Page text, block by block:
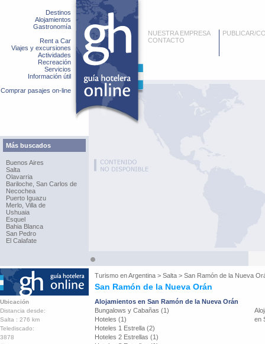
Destinos
Alojamientos
Gastronomía
Rent a Car
Viajes y excursiones
Actividades
Recreación
Servicios
Información útil
Comprar pasajes on-line
Más buscados
Buenos Aires
Salta
Olavarria
Bariloche, San Carlos de
Necochea
Puerto Iguazu
Merlo, Villa de
Ushuaia
Esquel
Bahia Blanca
San Pedro
El Calafate
NUESTRA EMPRESA
CONTACTO
PUBLICAR/
Turismo enArgentina > Salta > San Ramón de la Nueva
San Ramón de la Nueva Orán
Ubicación
Distancia desde:
Salta : 276 km
Telediscado:
3878
Alojamientos en San Ramón de la Nueva Orán
Bungalows y Cabañas (1)
Hoteles (1)
Hoteles 1 Estrella (2)
Hoteles 2 Estrellas (1)
en